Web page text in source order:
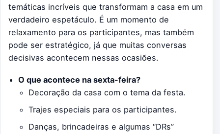
temáticas incríveis que transformam a casa em um
verdadeiro espetáculo. É um momento de
relaxamento para os participantes, mas também
pode ser estratégico, já que muitas conversas
decisivas acontecem nessas ocasiões.
O que acontece na sexta-feira?
Decoração da casa com o tema da festa.
Trajes especiais para os participantes.
Danças, brincadeiras e algumas “DRs”